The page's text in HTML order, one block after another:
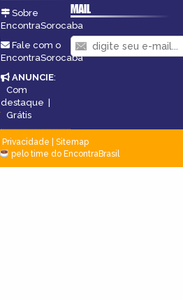
Sobre
EncontraSorocaba
Fale com o
EncontraSorocaba
ANUNCIE:
Com
destaque |
Grátis
MAIL
Privacidade
Sitemap
pelo time do EncontraBrasil